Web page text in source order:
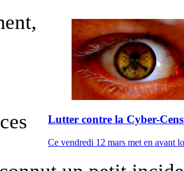
Lutter contre la Cyber-
Ce vendredi 12 mars met en avant